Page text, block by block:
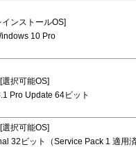
インストールOS]
10 Pro
[選択可能OS]
Pro Update 64ビット
[選択可能OS]
32ビット（Service Pack 1 適用